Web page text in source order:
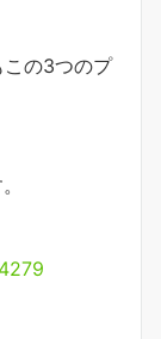
この3つのプ